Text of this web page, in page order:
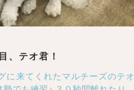
、テオ君！
に来てくれたマルチーズのテオ